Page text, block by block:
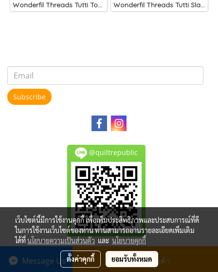
สั่งซื้อสินค้า
Message Us
Wonderfil Threads Tutti Tomato Wonderfil Threads Tutti Slate
Subscribe
@quiltrepublic
Copy right by makewebeasy.com
เว็บไซต์นี้มีการใช้งานคุกกี้ เพื่อเพิ่มประสิทธิภาพและประสบการณ์ที่ดี
ในการใช้งานเว็บไซต์ของท่าน ท่านสามารถอ่านรายละเอียดเพิ่มเติม
ได้ที่นโยบายความเป็นส่วนตัว และ นโยบายคุกกี้
ตั้งค่าคุกกี้ ยอมรับทั้งหมด